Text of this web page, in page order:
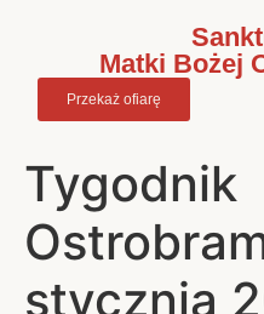
Matki Bożej
Przekaż ofiarę
Tygodnik
stycznia